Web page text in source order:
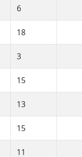
6
18
3
15
13
15
11